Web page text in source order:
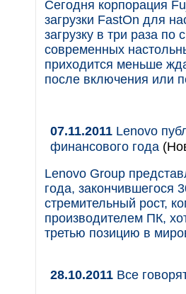
Сегодня корпорация
загрузки FastOn для
загрузку в три раза
современных
приходится меньше
после включения или
07.11.2011 Lenovo
финансового года
Lenovo Group
года, закончившегося
стремительный рост,
производителем ПК,
третью позицию в
28.10.2011 Все